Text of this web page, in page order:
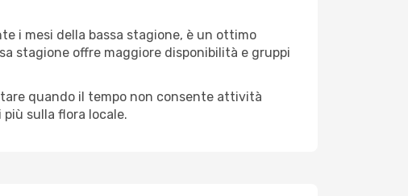
i mesi della bassa stagione, è un ottimo
stagione offre maggiore disponibilità e gruppi
quando il tempo non consente attività
sulla flora locale.